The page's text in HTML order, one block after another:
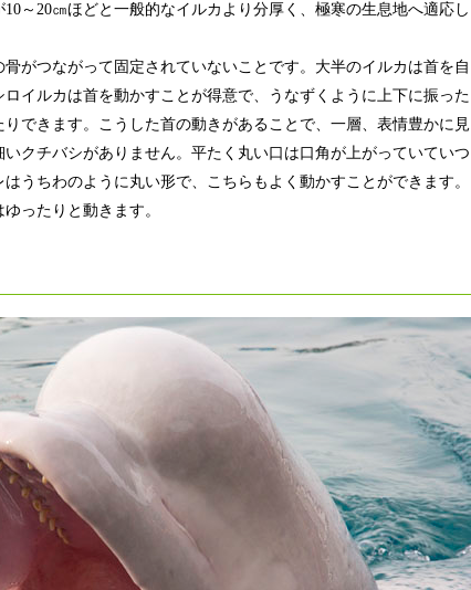
～20㎝ほどと一般的なイルカより分厚く、極寒の生息地へ適応し
がつながって固定されていないことです。大半のイルカは首を自
イルカは首を動かすことが得意で、うなずくように上下に振った
できます。こうした首の動きがあることで、一層、表情豊かに見
クチバシがありません。平たく丸い口は口角が上がっていていつ
うちわのように丸い形で、こちらもよく動かすことができます。
ったりと動きます。